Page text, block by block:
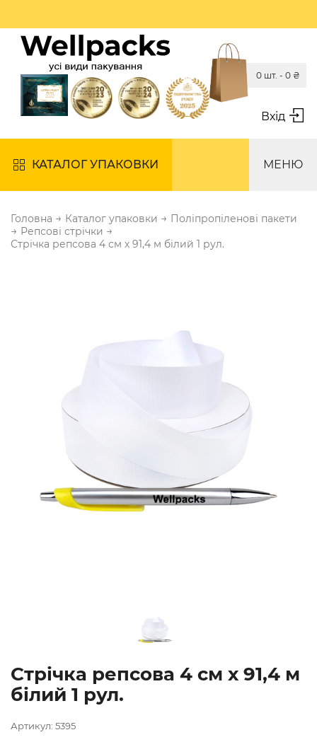
Вхід
0 шт. - 0 ₴
КАТАЛОГ УПАКОВКИ МЕНЮ
Головна → Каталог упаковки → Поліпропіленові пакети
→ Репсові стрічки →
Стрічка репсова 4 см х 91,4 м білий 1 рул.
Стрічка репсова 4 см х 91,4 м
білий 1 рул.
Артикул: 5395